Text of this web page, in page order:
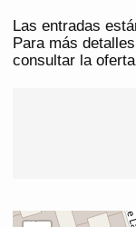
Las entradas
Para más
consultar la